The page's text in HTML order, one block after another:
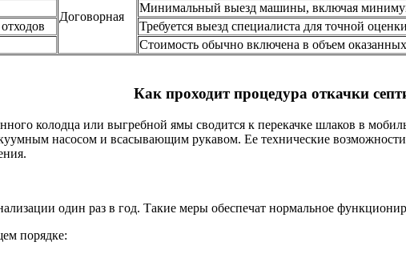
Договорная
Минимальный выезд машины, включая
Требуется выезд специалиста для точной
Стоимость обычно включена в объем
Как проходит процедура откачки
колодца или выгребной ямы сводится к перекачке шлаков в
насосом и всасывающим рукавом. Ее технические
один раз в год. Такие меры обеспечат нормальное
порядке: